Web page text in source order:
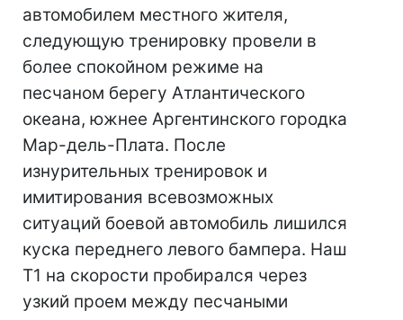
автомобилем местного жителя,
следующую тренировку провели в
более спокойном режиме на
песчаном берегу Атлантического
океана, южнее Аргентинского городка
Мар-дель-Плата. После
изнурительных тренировок и
имитирования всевозможных
ситуаций боевой автомобиль лишился
куска переднего левого бампера. Наш
Т1 на скорости пробирался через
узкий проем между песчаными